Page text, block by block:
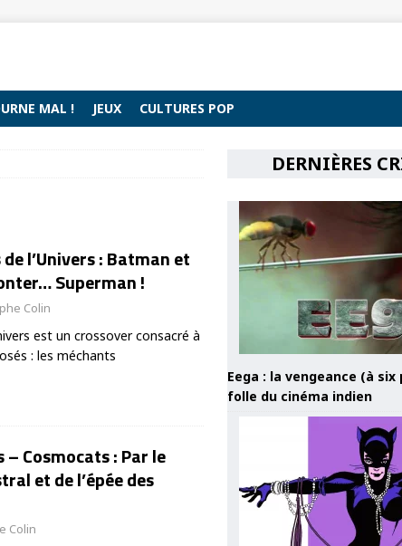
MAL ! JEUX CULTURES POP
l’Univers : Batman et
Superman !
Colin
est un crossover consacré à
: les méchants
– Cosmocats : Par le
et de l’épée des
Colin
DERNIÈRES
Eega : la vengeance (à
folle du cinéma indien